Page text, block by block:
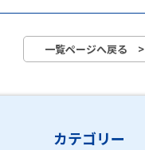
一覧ページへ戻る >
カテゴリー